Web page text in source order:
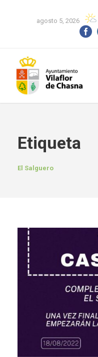
agosto 5, 2026
Etiqueta
El Salguero